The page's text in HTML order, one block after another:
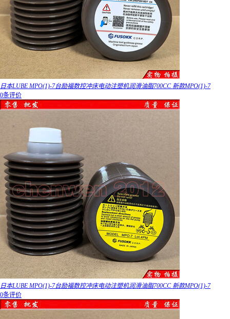
日本LUBE MPO(1)-7台励福数控冲床电动注塑机润滑油脂700CC 新款MPO(1)-7
0条评价
日本LUBE MPO(1)-7台励福数控冲床电动注塑机润滑油脂700CC 新款MPO(1)-7
0条评价